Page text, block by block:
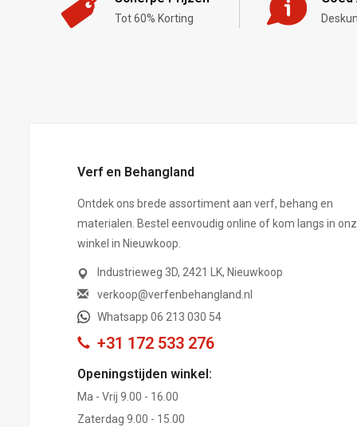
Tot 60% Korting
Verf en Behangland
Ontdek ons brede assortiment aan verf, behang en
materialen. Bestel eenvoudig online of kom langs in
winkel in Nieuwkoop.
Industrieweg 3D, 2421 LK, Nieuwkoop
verkoop@verfenbehangland.nl
Whatsapp 06 213 030 54
+31 172 533 276
Openingstijden winkel:
Ma - Vrij 9.00 - 16.00
Zaterdag 9.00 - 15.00